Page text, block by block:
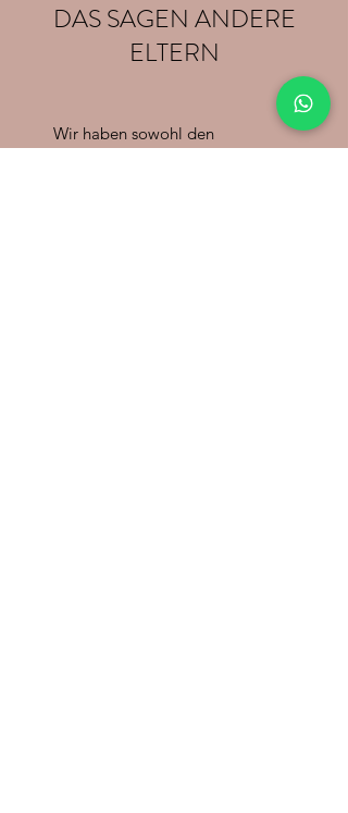
DAS SAGEN ANDERE
ELTERN
Wir haben sowohl den